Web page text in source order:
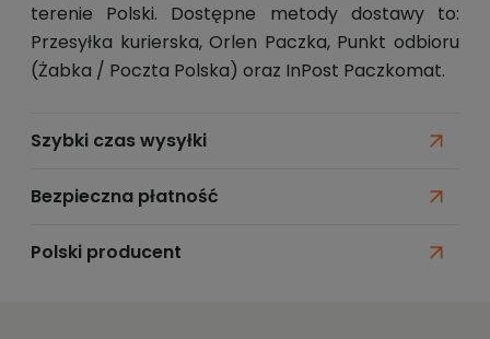
terenie Polski. Dostępne metody dostawy to:
Przesyłka kurierska, Orlen Paczka, Punkt odbioru
(Żabka / Poczta Polska) oraz InPost Paczkomat.
Szybki czas wysyłki
Bezpieczna płatność
Polski producent